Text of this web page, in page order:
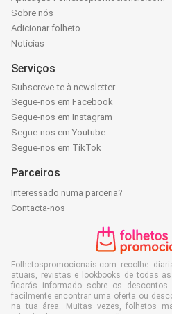
Sobre nós
Adicionar folheto
Notícias
Serviços
Subscreve-te à newsletter
Segue-nos em Facebook
Segue-nos em Instagram
Segue-nos em Youtube
Segue-nos em TikTok
Parceiros
Interessado numa parceria?
Contacta-nos
Folhetospromocionais.com recolhe
atuais, revistas e lookbooks de todas
ficarás informado sobre os
facilmente encontrar uma oferta ou
na tua área. Muitas vezes, folhetos